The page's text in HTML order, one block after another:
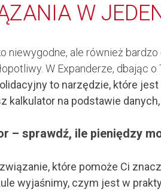
W
niewygodne, ale również
W Expanderze, dbając o
to narzędzie, które
kalkulator na podstawie
– sprawdź, ile pieniędzy
które pomoże Ci
wyjaśnimy, czym jest w